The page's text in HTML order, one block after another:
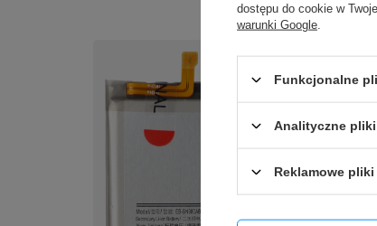
dostępu do cookie w
warunki Google
Funkcjonalne
Analityczne
Reklamowe